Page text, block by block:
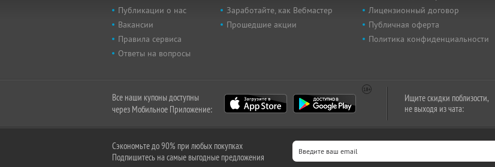
Публикации о нас
Вакансии
Правила сервиса
Ответы на вопросы
Заработайте, как Вебмастер
Прошедшие акции
Лицензионный договор
Публичная оферта
Политика конфиденциальности
Все наши купоны доступны
через Мобильное Приложение:
Ищите скидки поблизости,
не выходя из чата:
Сэкономьте до 90% при любых покупках
Подпишитесь на самые выгодные предложения